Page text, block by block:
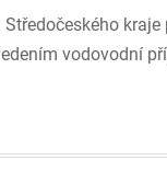
vodovodní